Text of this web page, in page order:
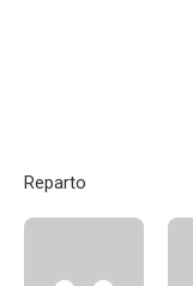
Reparto